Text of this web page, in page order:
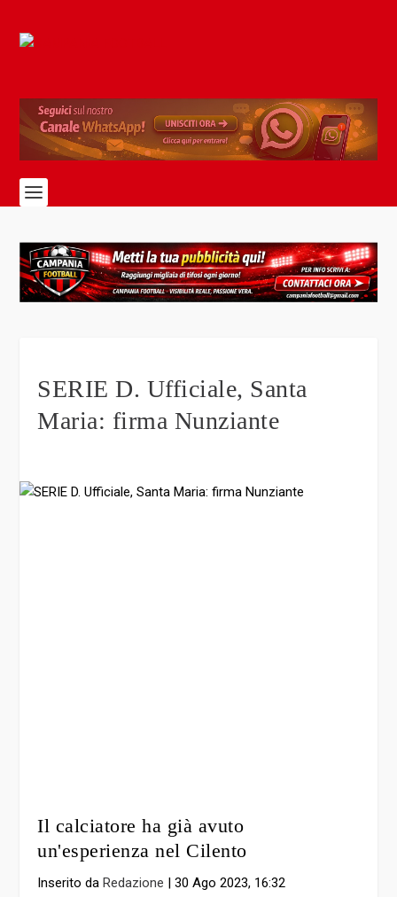
SERIE D. Ufficiale, Santa
Maria: firma Nunziante
Il calciatore ha già avuto
un'esperienza nel Cilento
Inserito da Redazione |30 Ago 2023, 16:32